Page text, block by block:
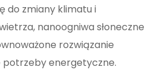
do zmiany klimatu i
nanoogniwa słoneczne
rozwiązanie
potrzeby energetyczne.